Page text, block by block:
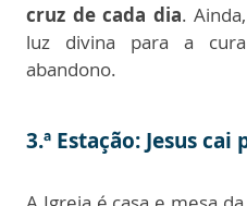
cruz de cada dia.
luz divina para a
abandono.
3.ª Estação: Jesus